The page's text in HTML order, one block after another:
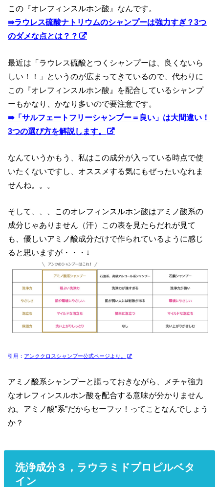
この『オレフィンスルホン酸』なんです。
⇛ラウレス硫酸ナトリウムのシャンプーは強力すぎ？3つ
のダメな点とは？？
最近は「ラウレス硫酸とつくシャンプーは、良くないら
しい！！」というのが広まってきているので、代わりに
この『オレフィンスルホン酸』を配合しているシャンプ
ーもかなり、かなり多いので要注意です。
⇛「サルフェートフリーシャンプー＝良い」は大間違い！
3つの選び方を解説します。
なんていうかもう、私はこの成分が入っている時点で使
いたくないですし、オススメする気にもぜったいなれま
せんね。。。
そして、、、このオレフィンスルホン酸はアミノ酸系の
成分じゃありません（汗）この表を見たらだれが見て
も、優しいアミノ酸成分だけで作られているように感じ
ると思いますが・・・↓
引用： アンククロスシャンプー公式ページより。
アミノ酸系シャンプーと謳っておきながら、メチャ強力
なオレフィンスルホン酸を配合する意味が分かりません
ね。アミノ酸”系”だからセーフッ！ってことなんでしょう
か？
洗浄成分３， ラウラミドプロピルベタ
イン